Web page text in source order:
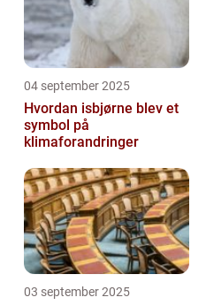
04 september 2025
Hvordan isbjørne blev et
symbol på
klimaforandringer
03 september 2025